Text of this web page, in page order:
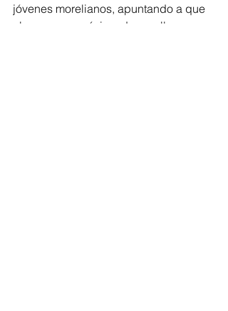
jóvenes morelianos, apuntando a que
alcancen su máximo desarrollo para